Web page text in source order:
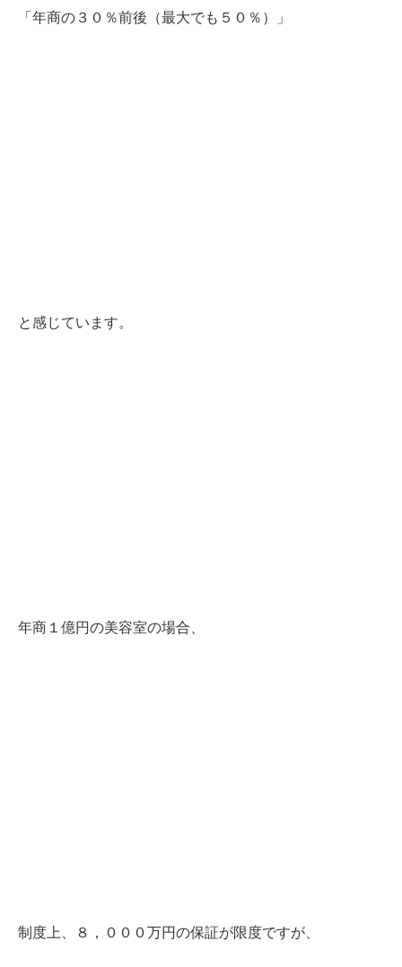
「年商の３０％前後（最大でも５０％）」
と感じています。
年商１億円の美容室の場合、
制度上、８，０００万円の保証が限度ですが、